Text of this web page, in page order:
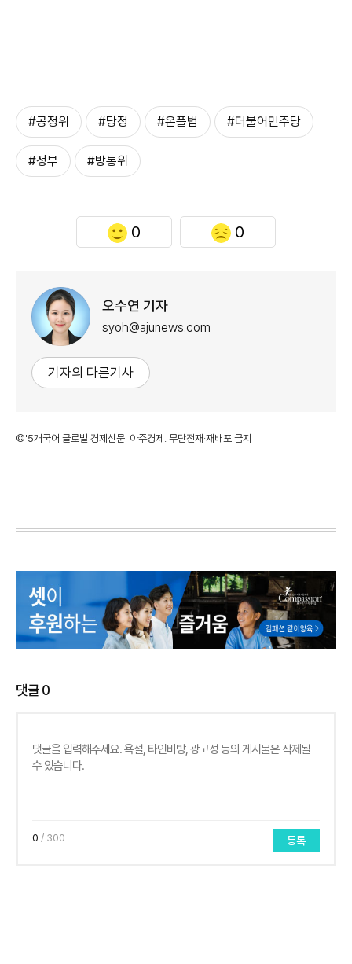
#공정위 #당정 #온플법 #더불어민주당
#정부 #방통위
0 0
오수연 기자
syoh@ajunews.com
기자의 다른기사
©'5개국어 글로벌 경제신문' 아주경제. 무단전재·재배포 금지
댓글0
0 / 300 등록